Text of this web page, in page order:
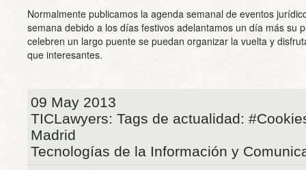
Normalmente publicamos la agenda semanal de eventos
semana debido a los días festivos adelantamos un día más su
celebren un largo puente se puedan organizar la vuelta y
que interesantes.
09 May 2013
TICLawyers: Tags de actualidad:
Madrid
Tecnologías de la Información y